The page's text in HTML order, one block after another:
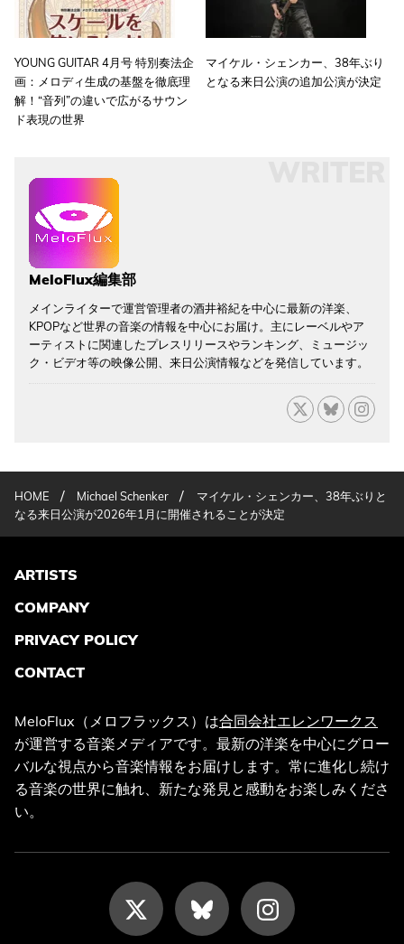
YOUNG GUITAR 4月号 特別奏法企
画：メロディ生成の基盤を徹底理
解！“音列”の違いで広がるサウン
ド表現の世界
マイケル・シェンカー、38年ぶり
となる来日公演の追加公演が決定
MeloFlux編集部
メインライターで運営管理者の酒井裕紀を中心に最新の洋楽、
KPOPなど世界の音楽の情報を中心にお届け。主にレーベルやア
ーティストに関連したプレスリリースやランキング、ミュージッ
ク・ビデオ等の映像公開、来日公演情報などを発信しています。
HOME / Michael Schenker /
マイケル・シェンカー、38年ぶりと
なる来日公演が2026年1月に開催されることが決定
ARTISTS
COMPANY
PRIVACY POLICY
CONTACT
MeloFlux（メロフラックス）は合同会社エレンワークス
が運営する音楽メディアです。最新の洋楽を中心にグロー
バルな視点から音楽情報をお届けします。常に進化し続け
る音楽の世界に触れ、新たな発見と感動をお楽しみくださ
い。